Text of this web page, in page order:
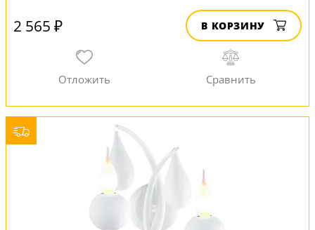
2 565 ₽ В КОРЗИНУ